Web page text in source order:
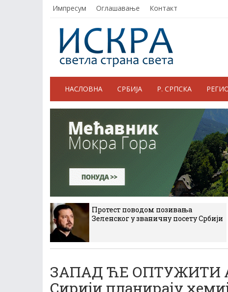
Импресум Оглашавање Контакт
НАСЛОВНА СРБИЈА Р. СРПСКА
Протест поводом позивања
Зеленског у званичну посету Србији
ЗАПАД ЋЕ ОПТУЖИТИ
Сирији планирају